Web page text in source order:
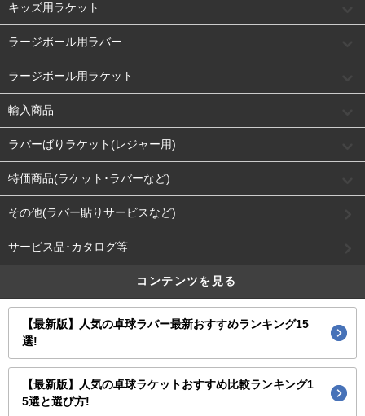
キッズ用ラケット
ラージボール用ラバー
ラージボール用ラケット
輸入商品
ラバーばりラケット(レジャー用)
特価商品(ラケット･ラバーなど)
その他(ラバー貼りサービスなど)
サービス品･カタログ等
コンテンツを見る
【最新版】人気の卓球ラバー最新おすすめランキング15
選!
【最新版】人気の卓球ラケットおすすめ比較ランキング1
5選と選び方!